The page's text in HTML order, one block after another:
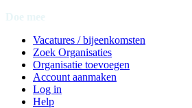
Vacatures / bijeenkomsten
Zoek Organisaties
Organisatie toevoegen
Account aanmaken
Log in
Help